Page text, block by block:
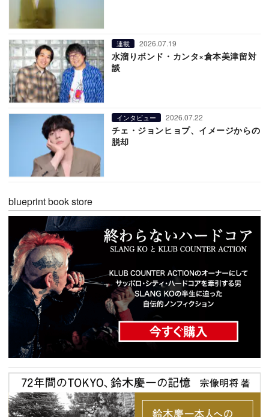
連載 2026.07.19
水溜りボンド・カンタ×倉本美津留対
談
インタビュー 2026.07.22
チェ・ジョンヒョプ、イメージからの
脱却
blueprint book store